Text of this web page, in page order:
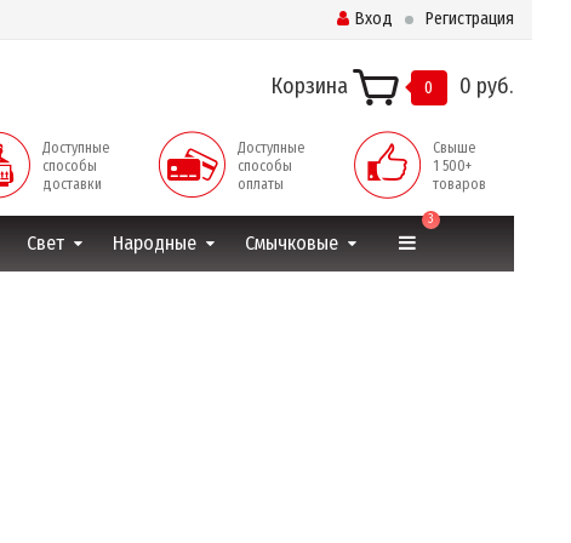
Вход Регистрация
Корзина 0 0 руб.
Доступные
способы
доставки
Доступные
способы
оплаты
Свыше
1 500+
товаров
Свет Народные Смычковые
3